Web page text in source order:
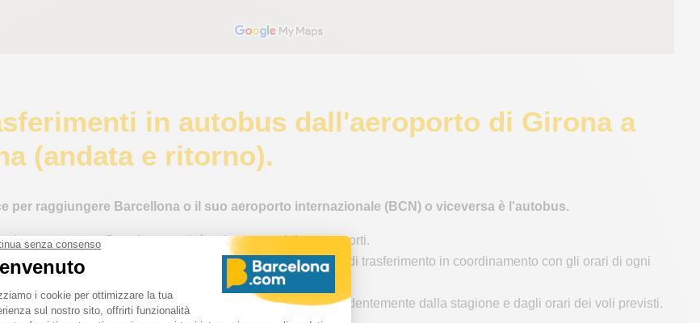
in autobus dall'aeroporto di Girona a
(andata e ritorno).
per raggiungere Barcellona o il suo aeroporto internazionale (BCN) o viceversa è l'autobus.
e un quarto fino al centro città e due ore tra i due aeroporti.
Sagalés e Barcelona Bus, SL offrono questo servizio di trasferimento in coordinamento con gli orari di ogni
disposizione un autobus per il vostro trasferimento, indipendentemente dalla stagione e dagli orari dei voli previsti.